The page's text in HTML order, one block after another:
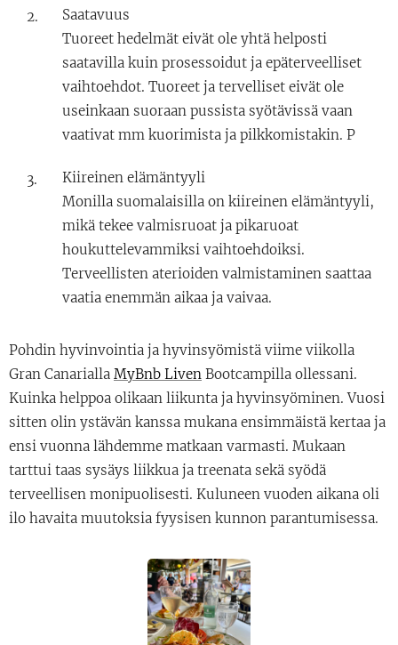
Saatavuus
Tuoreet hedelmät eivät ole yhtä helposti
saatavilla kuin prosessoidut ja epäterveelliset
vaihtoehdot. Tuoreet ja tervelliset eivät ole
useinkaan suoraan pussista syötävissä vaan
vaativat mm kuorimista ja pilkkomistakin. P
Kiireinen elämäntyyli
Monilla suomalaisilla on kiireinen elämäntyyli,
mikä tekee valmisruoat ja pikaruoat
houkuttelevammiksi vaihtoehdoiksi.
Terveellisten aterioiden valmistaminen saattaa
vaatia enemmän aikaa ja vaivaa.
Pohdin hyvinvointia ja hyvinsyömistä viime viikolla
Gran Canarialla MyBnb Liven Bootcampilla ollessani.
Kuinka helppoa olikaan liikunta ja hyvinsyöminen. Vuosi
sitten olin ystävän kanssa mukana ensimmäistä kertaa ja
ensi vuonna lähdemme matkaan varmasti. Mukaan
tarttui taas sysäys liikkua ja treenata sekä syödä
terveellisen monipuolisesti. Kuluneen vuoden aikana oli
ilo havaita muutoksia fyysisen kunnon parantumisessa.